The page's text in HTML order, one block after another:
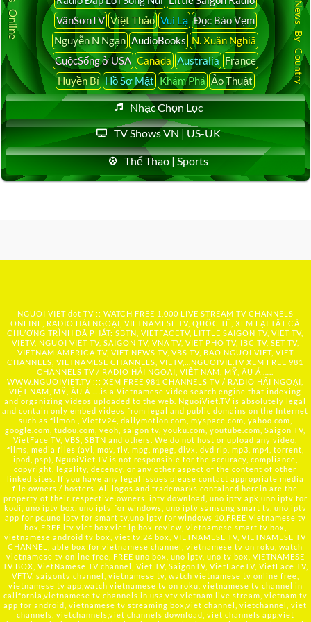
VânSơnTV Việt Thảo Vui Lạ Đọc Báo Vẹm
Nguyễn N Ngạn AudioBooks N. Xuân Nghiã
CuộcSống ở USA Canada Australia France
Huyền Bí Hồ Sơ Mật Khám Phá Ảo Thuật
Nhạc Chọn Lọc
TV Shows VN | US-UK
Thể Thao | Sports
Latest News By Country
NGUOI VIET dot TV :: WATCH FREE 1,000 LIVE STREAM TV CHANNELS
ONLINE, RADIO HẢI NGOẠI, VIETNAMESE TV, QUỐC TẾ, XEM LẠI TẤT CẢ
CHƯƠNG TRÌNH ĐÃ PHÁT: SBTN, VIETFACETV, LITTLE SAIGON TV, VIET TV,
VIETV, NGUOI VIET TV, SAIGON TV, VNA TV, VIET PHO TV, IBC TV, SET TV,
VIETNAM AMERICA TV, VIET NEWS TV, VBS TV, BAO NGUOI VIET, VIET
CHANNELS, VIETNAMESE CHANNELS, VIETV,... NGUOIVIE.TV XEM FREE 981
CHANNELS TV / RADIO HẢI NGOẠI, VIỆT NAM, MỸ, ÂU Á …..
WWW.NGUOIVIET.TV ::: XEM FREE 981 CHANNELS TV / RADIO HẢI NGOẠI,
VIỆT NAM, MỸ, ÂU Á ….is a Vietnamese video search engine that indexing
and organizing videos uploaded to the web. NguoiViet.TV is absolutely legal
and contain only embed videos from legal and public domains on the Internet
such as filmon , Viettv24, dailymotion.com, myspace.com, yahoo.com,
google.com, tudou.com, veoh, saigon tv, youku.com, youtube.com, Saigon TV,
VietFace TV, VBS, SBTN and others. We do not host or upload any video,
films, media files (avi, mov, flv, mpg, mpeg, divx, dvd rip, mp3, mp4, torrent,
ipod, psp), NguoiViet.TV is not responsible for the accuracy, compliance,
copyright, legality, decency, or any other aspect of the content of other
linked sites. If you have any legal issues please contact appropriate media
file owners / hosters. All logos and trademarks contained herein are the
property of their respective owners. iptv download, uno iptv apk,uno iptv for
kodi, uno iptv box, uno iptv for windows, uno iptv samsung smart tv, uno iptv
app for pc,uno iptv for smart tv,uno iptv for windows 10,FREE Vietnamese tv
box,FREE itv viet box,viet ip box review, vietnamese smart tv box,
vietnamese android tv box, viet tv 24 box, VIETNAMESE TV, VIETNAMESE TV
CHANNEL, able box for vietnamese channel, vietnamese tv on roku, watch
vietnamese tv online free, FREE uno box, uno iptv, uno tv box, VIETNAMESE
TV BOX, VietNamese TV channel, Viet TV, SaigonTV, VietFaceTV, VietFace TV,
VFTV, saigontv channel, vietnamese tv, watch vietnamese tv online free,
vietnamese tv app,watch vietnamese tv on roku, vietnamese tv channel in
california,vietnamese tv channels in usa,vtv vietnam live stream, vietnam tv
app for android, vietnamese tv streaming box,viet channel, vietchannel, viet
channels, vietchannels,viet channels download, viet channels app,viet